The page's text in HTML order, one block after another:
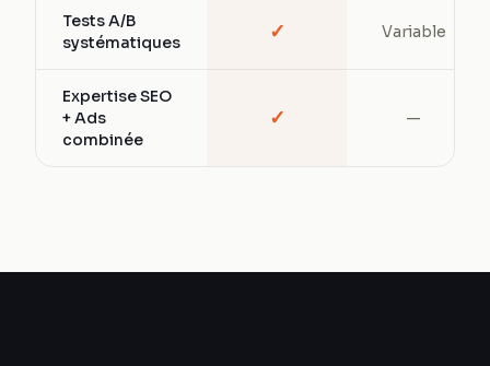
Tests A/B
systématiques
✓ Variable
Expertise SEO
+ Ads
combinée
✓ —